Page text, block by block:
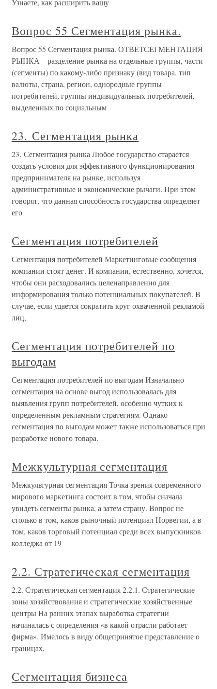
Узнаете, как расширить вашу
Вопрос 55 Сегментация рынка.
Вопрос 55 Сегментация рынка. ОТВЕТСЕГМЕНТАЦИЯ
РЫНКА – разделение рынка на отдельные группы, части
(сегменты) по какому-либо признаку (вид товара, тип
валюты, страна, регион, однородные группы
потребителей, группы индивидуальных потребителей,
выделенных по социальным
23. Сегментация рынка
23. Сегментация рынка Любое государство старается
создать условия для эффективного функционирования
предпринимателя на рынке, используя
административные и экономические рычаги. При этом
говорят, что данная способность государства определяет
его
Сегментация потребителей
Сегментация потребителей Маркетинговые сообщения
компании стоят денег. И компании, естественно, хочется,
чтобы они расходовались целенаправленно для
информирования только потенциальных покупателей. В
случае, если удается сократить круг охваченной рекламой
лиц,
Сегментация потребителей по
выгодам
Сегментация потребителей по выгодам Изначально
сегментация на основе выгод использовалась для
выявления групп потребителей, особенно чутких к
определенным рекламным стратегиям. Однако
сегментация по выгодам может также использоваться при
разработке нового товара.
Межкультурная сегментация
Межкультурная сегментация Точка зрения современного
мирового маркетинга состоит в том, чтобы сначала
увидеть сегменты рынка, а затем страну. Вопрос не
столько в том, каков рыночный потенциал Норвегии, а в
том, каков торговый потенциал среди всех выпускников
колледжа от 19
2.2. Стратегическая сегментация
2.2. Стратегическая сегментация 2.2.1. Стратегические
зоны хозяйствования и стратегические хозяйственные
центры На ранних этапах выработка стратегии
начиналась с определения «в какой отрасли работает
фирма». Имелось в виду общепринятое представление о
границах,
Сегментация бизнеса